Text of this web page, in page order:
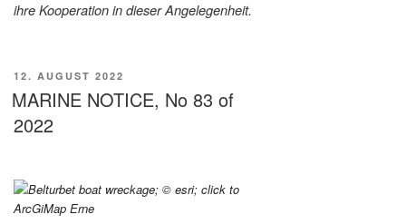
ihre Kooperation in dieser Angelegenheit.
VERÖFFENTLICHT
AM
12. AUGUST 2022
MARINE NOTICE, No 83 of
2022